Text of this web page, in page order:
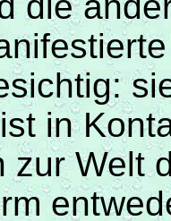
in
zur Welt